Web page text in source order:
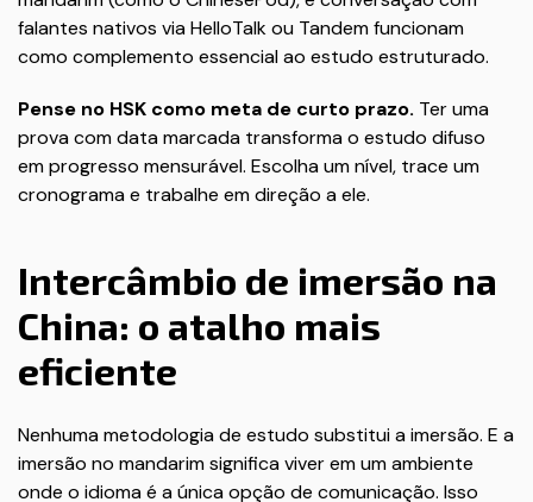
falantes nativos via HelloTalk ou Tandem funcionam
como complemento essencial ao estudo estruturado.
Pense no HSK como meta de curto prazo. Ter uma
prova com data marcada transforma o estudo difuso
em progresso mensurável. Escolha um nível, trace um
cronograma e trabalhe em direção a ele.
Intercâmbio de imersão na
China: o atalho mais
eficiente
Nenhuma metodologia de estudo substitui a imersão. E a
imersão no mandarim significa viver em um ambiente
onde o idioma é a única opção de comunicação. Isso